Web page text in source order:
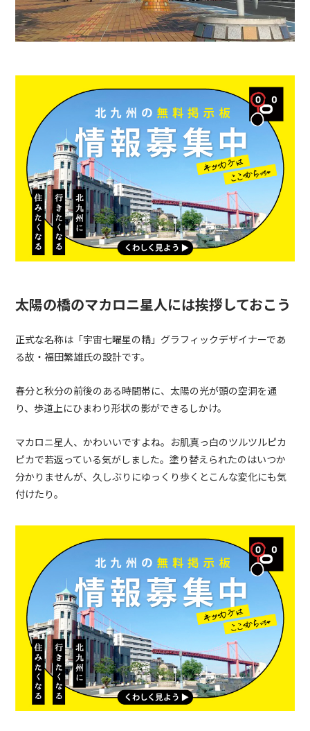
太陽の橋のマカロニ星人には挨拶しておこう
正式な名称は「宇宙七曜星の精」グラフィックデザイナーであ
る故・福田繁雄氏の設計です。
春分と秋分の前後のある時間帯に、太陽の光が頭の空洞を通
り、歩道上にひまわり形状の影ができるしかけ。
マカロニ星人、かわいいですよね。お肌真っ白のツルツルピカ
ピカで若返っている気がしました。塗り替えられたのはいつか
分かりませんが、久しぶりにゆっくり歩くとこんな変化にも気
付けたり。